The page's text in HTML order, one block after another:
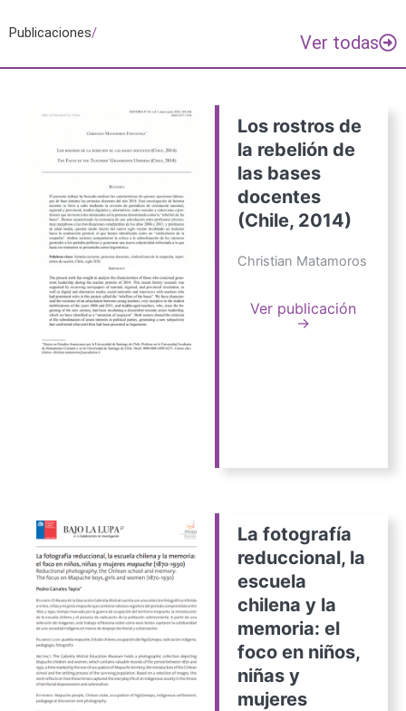
Publicaciones/ Ver todas
Los rostros de
la rebelión de
las bases
docentes
(Chile, 2014)
Christian Matamoros
Ver publicación
→
La fotografía
reduccional, la
escuela
chilena y la
memoria: el
foco en niños,
niñas y
mujeres